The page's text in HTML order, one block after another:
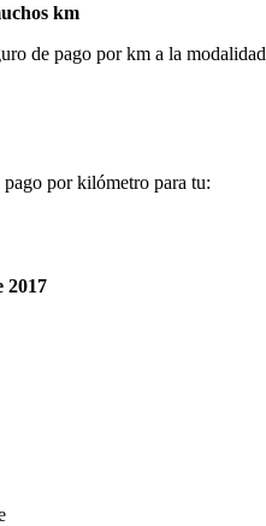
km
de pago por km a la modalidad
pago por kilómetro para tu:
2017